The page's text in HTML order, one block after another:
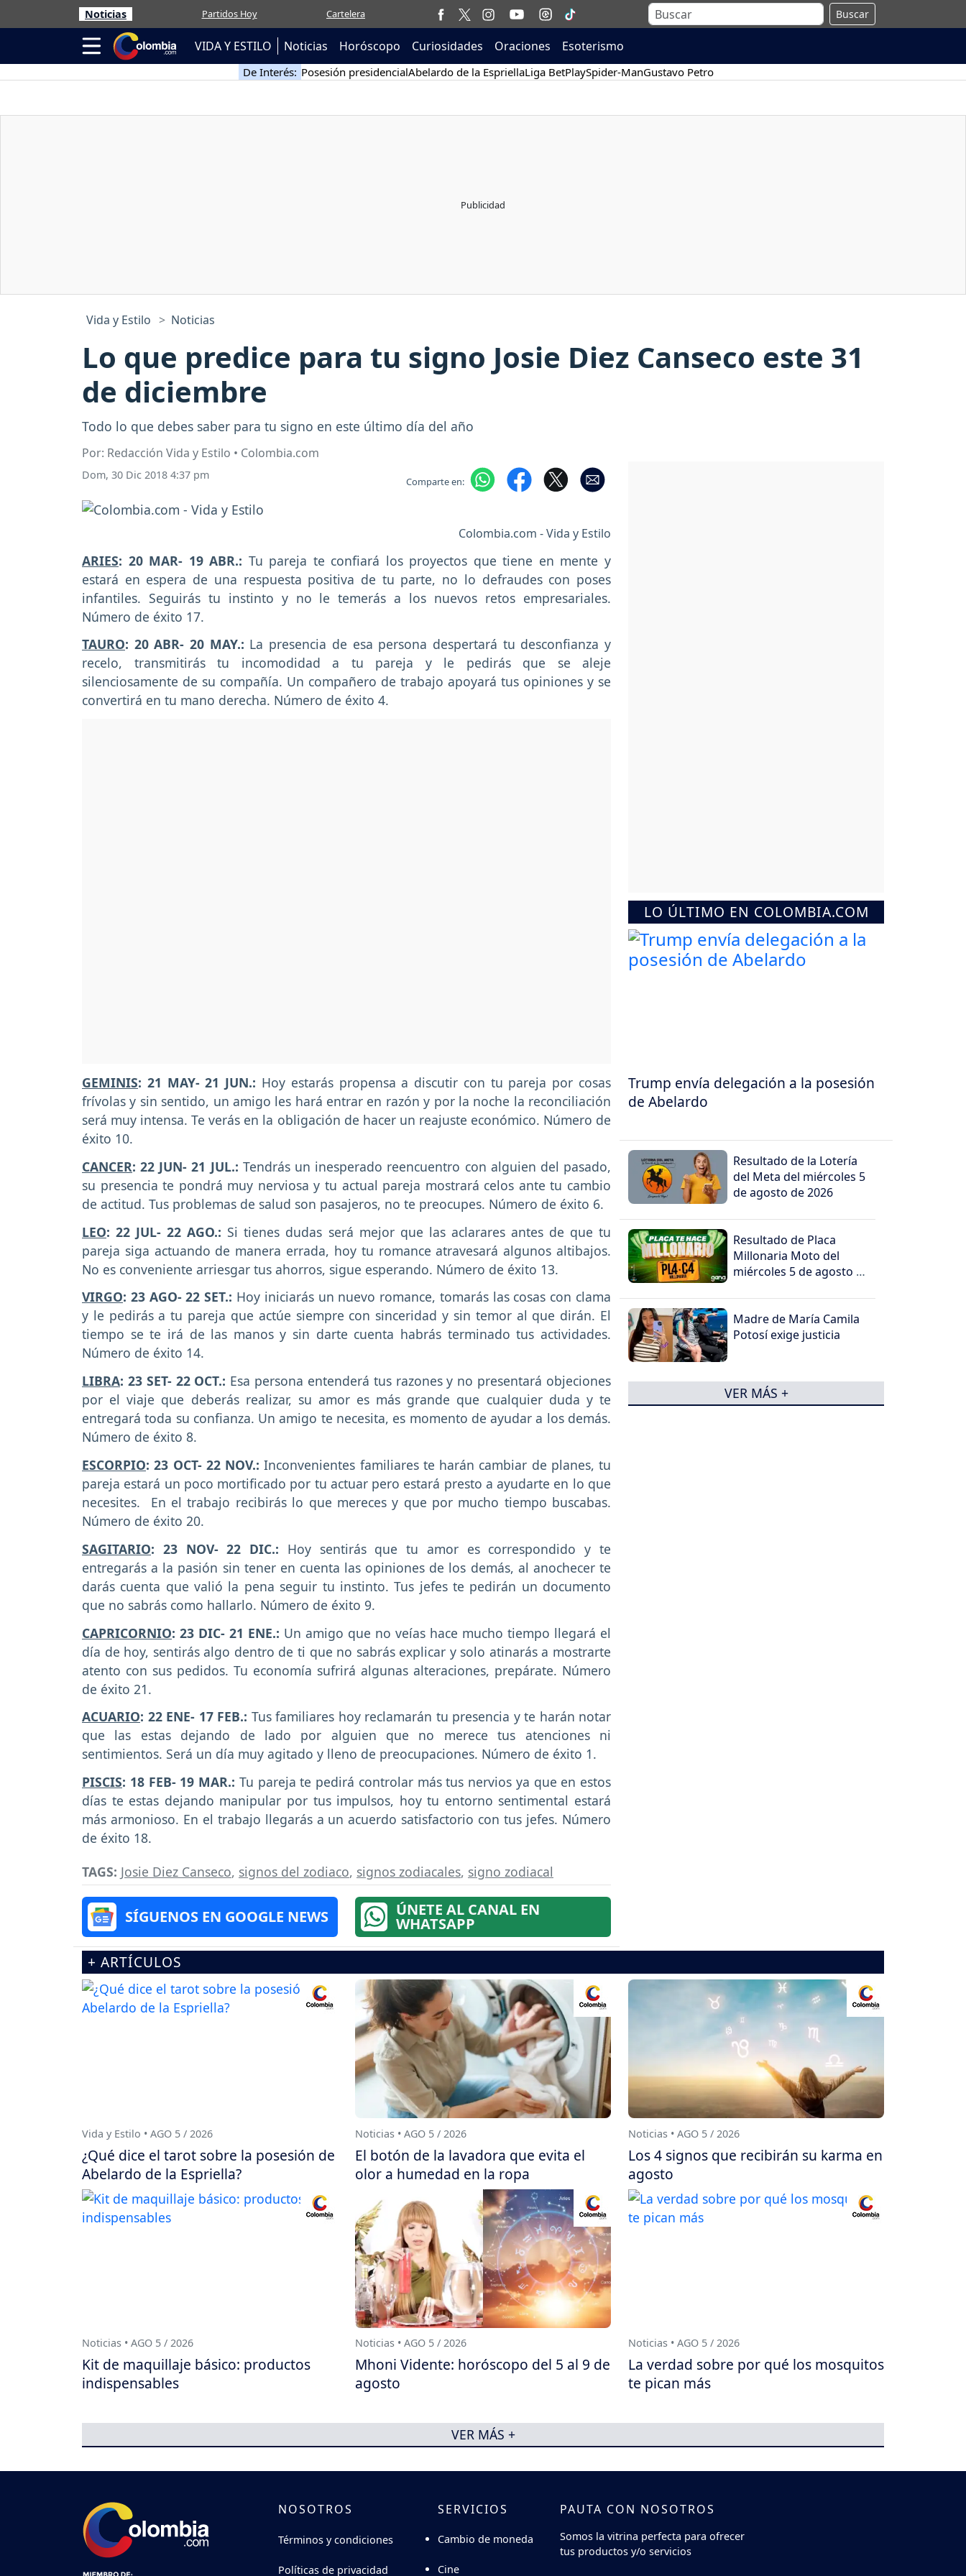
Noticias Partidos Hoy Cartelera Buscar
VIDA Y ESTILO Noticias Horóscopo Curiosidades Oraciones Esoterismo
De Interés: Posesión presidencialAbelardo de la EspriellaLiga BetPlaySpider-ManGustavo Petro
Vida y Estilo Noticias
Lo que predice para tu signo Josie Diez Canseco este 31
de diciembre
Todo lo que debes saber para tu signo en este último día del año
Por: Redacción Vida y Estilo • Colombia.com
Dom, 30 Dic 2018 4:37 pm Comparte en:
Colombia.com - Vida y Estilo
ARIES: 20 MAR- 19 ABR.: Tu pareja te confiará los proyectos que tiene en mente y
estará en espera de una respuesta positiva de tu parte, no lo defraudes con poses
infantiles. Seguirás tu instinto y no le temerás a los nuevos retos empresariales.
Número de éxito 17.
TAURO: 20 ABR- 20 MAY.: La presencia de esa persona despertará tu desconfianza y
recelo, transmitirás tu incomodidad a tu pareja y le pedirás que se aleje
silenciosamente de su compañía. Un compañero de trabajo apoyará tus opiniones y se
convertirá en tu mano derecha. Número de éxito 4.
GEMINIS: 21 MAY- 21 JUN.: Hoy estarás propensa a discutir con tu pareja por cosas
frívolas y sin sentido, un amigo les hará entrar en razón y por la noche la reconciliación
será muy intensa. Te verás en la obligación de hacer un reajuste económico. Número de
éxito 10.
CANCER: 22 JUN- 21 JUL.: Tendrás un inesperado reencuentro con alguien del pasado,
su presencia te pondrá muy nerviosa y tu actual pareja mostrará celos ante tu cambio
de actitud. Tus problemas de salud son pasajeros, no te preocupes. Número de éxito 6.
LEO: 22 JUL- 22 AGO.: Si tienes dudas será mejor que las aclarares antes de que tu
pareja siga actuando de manera errada, hoy tu romance atravesará algunos altibajos.
No es conveniente arriesgar tus ahorros, sigue esperando. Número de éxito 13.
VIRGO: 23 AGO- 22 SET.: Hoy iniciarás un nuevo romance, tomarás las cosas con clama
y le pedirás a tu pareja que actúe siempre con sinceridad y sin temor al que dirán. El
tiempo se te irá de las manos y sin darte cuenta habrás terminado tus actividades.
Número de éxito 14.
LIBRA: 23 SET- 22 OCT.: Esa persona entenderá tus razones y no presentará objeciones
por el viaje que deberás realizar, su amor es más grande que cualquier duda y te
entregará toda su confianza. Un amigo te necesita, es momento de ayudar a los demás.
Número de éxito 8.
ESCORPIO: 23 OCT- 22 NOV.:Inconvenientes familiares te harán cambiar de planes, tu
pareja estará un poco mortificado por tu actuar pero estará presto a ayudarte en lo que
necesites. En el trabajo recibirás lo que mereces y que por mucho tiempo buscabas.
Número de éxito 20.
SAGITARIO: 23 NOV- 22 DIC.: Hoy sentirás que tu amor es correspondido y te
entregarás a la pasión sin tener en cuenta las opiniones de los demás, al anochecer te
darás cuenta que valió la pena seguir tu instinto. Tus jefes te pedirán un documento
que no sabrás como hallarlo. Número de éxito 9.
CAPRICORNIO: 23 DIC- 21 ENE.: Un amigo que no veías hace mucho tiempo llegará el
día de hoy, sentirás algo dentro de ti que no sabrás explicar y solo atinarás a mostrarte
atento con sus pedidos. Tu economía sufrirá algunas alteraciones, prepárate. Número
de éxito 21.
ACUARIO: 22 ENE- 17 FEB.: Tus familiares hoy reclamarán tu presencia y te harán notar
que las estas dejando de lado por alguien que no merece tus atenciones ni
sentimientos. Será un día muy agitado y lleno de preocupaciones. Número de éxito 1.
PISCIS: 18 FEB- 19 MAR.: Tu pareja te pedirá controlar más tus nervios ya que en estos
días te estas dejando manipular por tus impulsos, hoy tu entorno sentimental estará
más armonioso. En el trabajo llegarás a un acuerdo satisfactorio con tus jefes. Número
de éxito 18.
TAGS: Josie Diez Canseco, signos del zodiaco, signos zodiacales, signo zodiacal
SÍGUENOS EN GOOGLE NEWS ÚNETE AL CANAL EN
WHATSAPP
LO ÚLTIMO EN COLOMBIA.COM
Trump envía delegación a la posesión
de Abelardo
Resultado de la Lotería
del Meta del miércoles 5
de agosto de 2026
Resultado de Placa
Millonaria Moto del
miércoles 5 de agosto de
Madre de María Camila
Potosí exige justicia
VER MÁS +
+ ARTÍCULOS
Vida y Estilo • AGO 5 / 2026
¿Qué dice el tarot sobre la posesión de
Abelardo de la Espriella?
Noticias • AGO 5 / 2026
El botón de la lavadora que evita el
olor a humedad en la ropa
Noticias • AGO 5 / 2026
Los 4 signos que recibirán su karma en
agosto
Noticias • AGO 5 / 2026
Kit de maquillaje básico: productos
indispensables
Noticias • AGO 5 / 2026
Mhoni Vidente: horóscopo del 5 al 9 de
agosto
Noticias • AGO 5 / 2026
La verdad sobre por qué los mosquitos
te pican más
VER MÁS +
NOSOTROS
Términos y condiciones
Políticas de privacidad
SERVICIOS
Cambio de moneda
Cine
PAUTA CON NOSOTROS
Somos la vitrina perfecta para ofrecer
tus productos y/o servicios